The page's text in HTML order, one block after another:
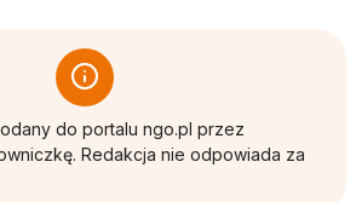
do portalu ngo.pl przez
Redakcja nie odpowiada za